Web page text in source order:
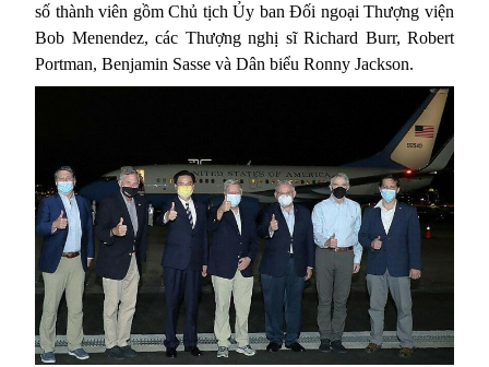
số thành viên gồm Chủ tịch Ủy ban Đối ngoại Thượng viện
Bob Menendez, các Thượng nghị sĩ Richard Burr, Robert
Portman, Benjamin Sasse và Dân biểu Ronny Jackson.